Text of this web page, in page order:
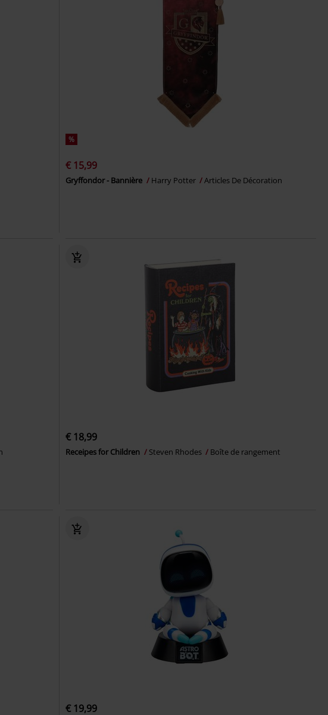
%
€ 15,99
Gryffondor - Bannière Harry Potter Articles De Décoration
€ 18,99
Receipes for Children Steven Rhodes Boîte de rangement
€ 19,99